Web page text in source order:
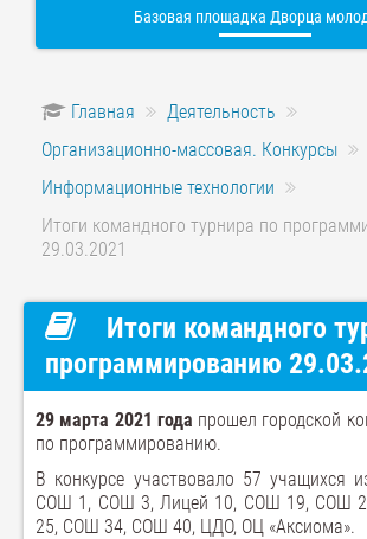
Базовая площадка Дворца
Главная
Деятельность
Организационно-массовая. Конкурсы
Информационные технологии
Итоги командного турнира по
29.03.2021
Итоги командного
программированию
29 марта 2021 года прошел городской
по программированию.
В конкурсе участвовало 57 учащихся
СОШ 1, СОШ 3, Лицей 10, СОШ 19, СОШ
25, СОШ 34, СОШ 40, ЦДО, ОЦ «Аксиома».